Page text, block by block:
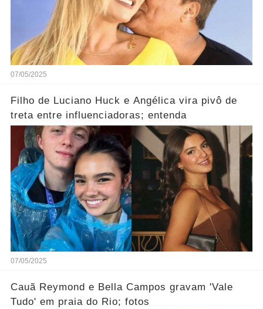
07/05/2025
Filho de Luciano Huck e Angélica vira pivô de
treta entre influenciadoras; entenda
07/05/2025
Cauã Reymond e Bella Campos gravam 'Vale
Tudo' em praia do Rio; fotos